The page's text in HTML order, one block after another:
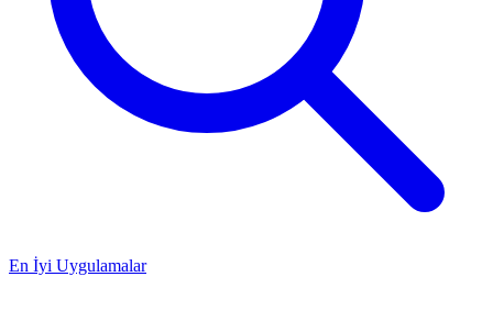
En İyi Uygulamalar